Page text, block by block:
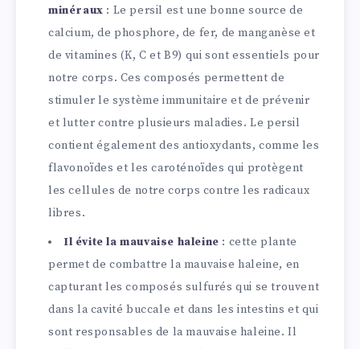
minéraux : Le persil est une bonne source de
calcium, de phosphore, de fer, de manganèse et
de vitamines (K, C et B9) qui sont essentiels pour
notre corps. Ces composés permettent de
stimuler le système immunitaire et de prévenir
et lutter contre plusieurs maladies. Le persil
contient également des antioxydants, comme les
flavonoïdes et les caroténoïdes qui protègent
les cellules de notre corps contre les radicaux
libres.
Il évite la mauvaise haleine : cette plante
permet de combattre la mauvaise haleine, en
capturant les composés sulfurés qui se trouvent
dans la cavité buccale et dans les intestins et qui
sont responsables de la mauvaise haleine. Il